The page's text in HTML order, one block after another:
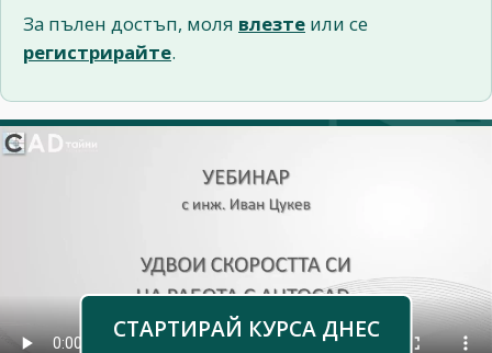
За пълен достъп, моля влезте или се
регистрирайте.
СТАРТИРАЙ КУРСА ДНЕС